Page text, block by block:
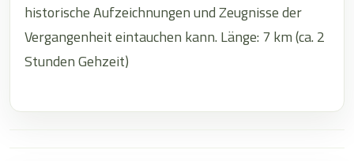
historische Aufzeichnungen und Zeugnisse der
Vergangenheit eintauchen kann. Länge: 7 km (ca. 2
Stunden Gehzeit)